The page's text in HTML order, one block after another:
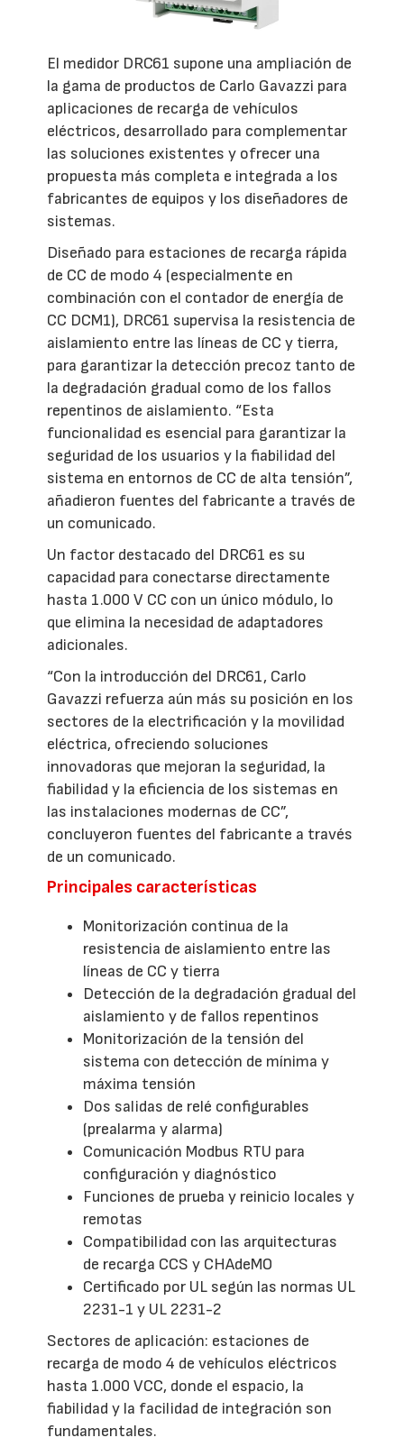
El medidor DRC61 supone una ampliación de
la gama de productos de Carlo Gavazzi para
aplicaciones de recarga de vehículos
eléctricos, desarrollado para complementar
las soluciones existentes y ofrecer una
propuesta más completa e integrada a los
fabricantes de equipos y los diseñadores de
sistemas.
Diseñado para estaciones de recarga rápida
de CC de modo 4 (especialmente en
combinación con el contador de energía de
CC DCM1), DRC61 supervisa la resistencia de
aislamiento entre las líneas de CC y tierra,
para garantizar la detección precoz tanto de
la degradación gradual como de los fallos
repentinos de aislamiento. “Esta
funcionalidad es esencial para garantizar la
seguridad de los usuarios y la fiabilidad del
sistema en entornos de CC de alta tensión”,
añadieron fuentes del fabricante a través de
un comunicado.
Un factor destacado del DRC61 es su
capacidad para conectarse directamente
hasta 1.000 V CC con un único módulo, lo
que elimina la necesidad de adaptadores
adicionales.
“Con la introducción del DRC61, Carlo
Gavazzi refuerza aún más su posición en los
sectores de la electrificación y la movilidad
eléctrica, ofreciendo soluciones
innovadoras que mejoran la seguridad, la
fiabilidad y la eficiencia de los sistemas en
las instalaciones modernas de CC”,
concluyeron fuentes del fabricante a través
de un comunicado.
Principales características
Monitorización continua de la
resistencia de aislamiento entre las
líneas de CC y tierra
Detección de la degradación gradual del
aislamiento y de fallos repentinos
Monitorización de la tensión del
sistema con detección de mínima y
máxima tensión
Dos salidas de relé configurables
(prealarma y alarma)
Comunicación Modbus RTU para
configuración y diagnóstico
Funciones de prueba y reinicio locales y
remotas
Compatibilidad con las arquitecturas
de recarga CCS y CHAdeMO
Certificado por UL según las normas UL
2231-1 y UL 2231-2
Sectores de aplicación: estaciones de
recarga de modo 4 de vehículos eléctricos
hasta 1.000 VCC, donde el espacio, la
fiabilidad y la facilidad de integración son
fundamentales.